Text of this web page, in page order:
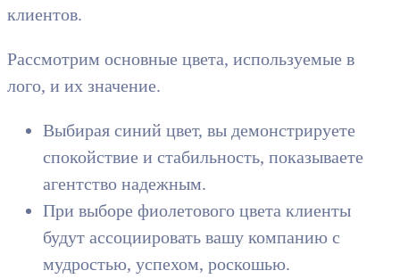
клиентов.
Рассмотрим основные цвета, используемые в
лого, и их значение.
Выбирая синий цвет, вы демонстрируете
спокойствие и стабильность, показываете
агентство надежным.
При выборе фиолетового цвета клиенты
будут ассоциировать вашу компанию с
мудростью, успехом, роскошью.